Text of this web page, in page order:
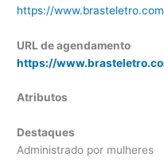
https://
URL de agendamento
https://
Atributos
Destaques
Administrado por mulheres